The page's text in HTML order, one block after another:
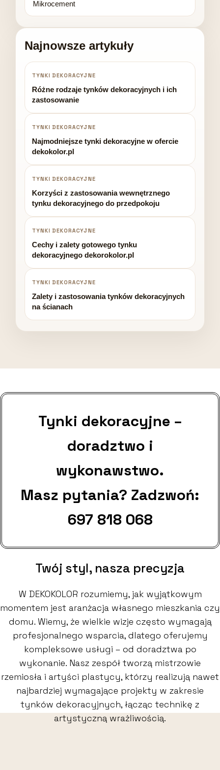
Mikrocement
Najnowsze artykuły
TYNKI DEKORACYJNE
Różne rodzaje tynków dekoracyjnych i ich
zastosowanie
TYNKI DEKORACYJNE
Najmodniejsze tynki dekoracyjne w ofercie
dekokolor.pl
TYNKI DEKORACYJNE
Korzyści z zastosowania wewnętrznego
tynku dekoracyjnego do przedpokoju
TYNKI DEKORACYJNE
Cechy i zalety gotowego tynku
dekoracyjnego dekorokolor.pl
TYNKI DEKORACYJNE
Zalety i zastosowania tynków dekoracyjnych
na ścianach
Tynki dekoracyjne –
doradztwo i
wykonawstwo.
Masz pytania? Zadzwoń:
697 818 068
Twój styl, nasza precyzja
W DEKOKOLOR rozumiemy, jak wyjątkowym
momentem jest aranżacja własnego mieszkania czy
domu. Wiemy, że wielkie wizje często wymagają
profesjonalnego wsparcia, dlatego oferujemy
kompleksowe usługi – od doradztwa po
wykonanie. Nasz zespół tworzą mistrzowie
rzemiosła i artyści plastycy, którzy realizują nawet
najbardziej wymagające projekty w zakresie
tynków dekoracyjnych, łącząc technikę z
artystyczną wrażliwością.